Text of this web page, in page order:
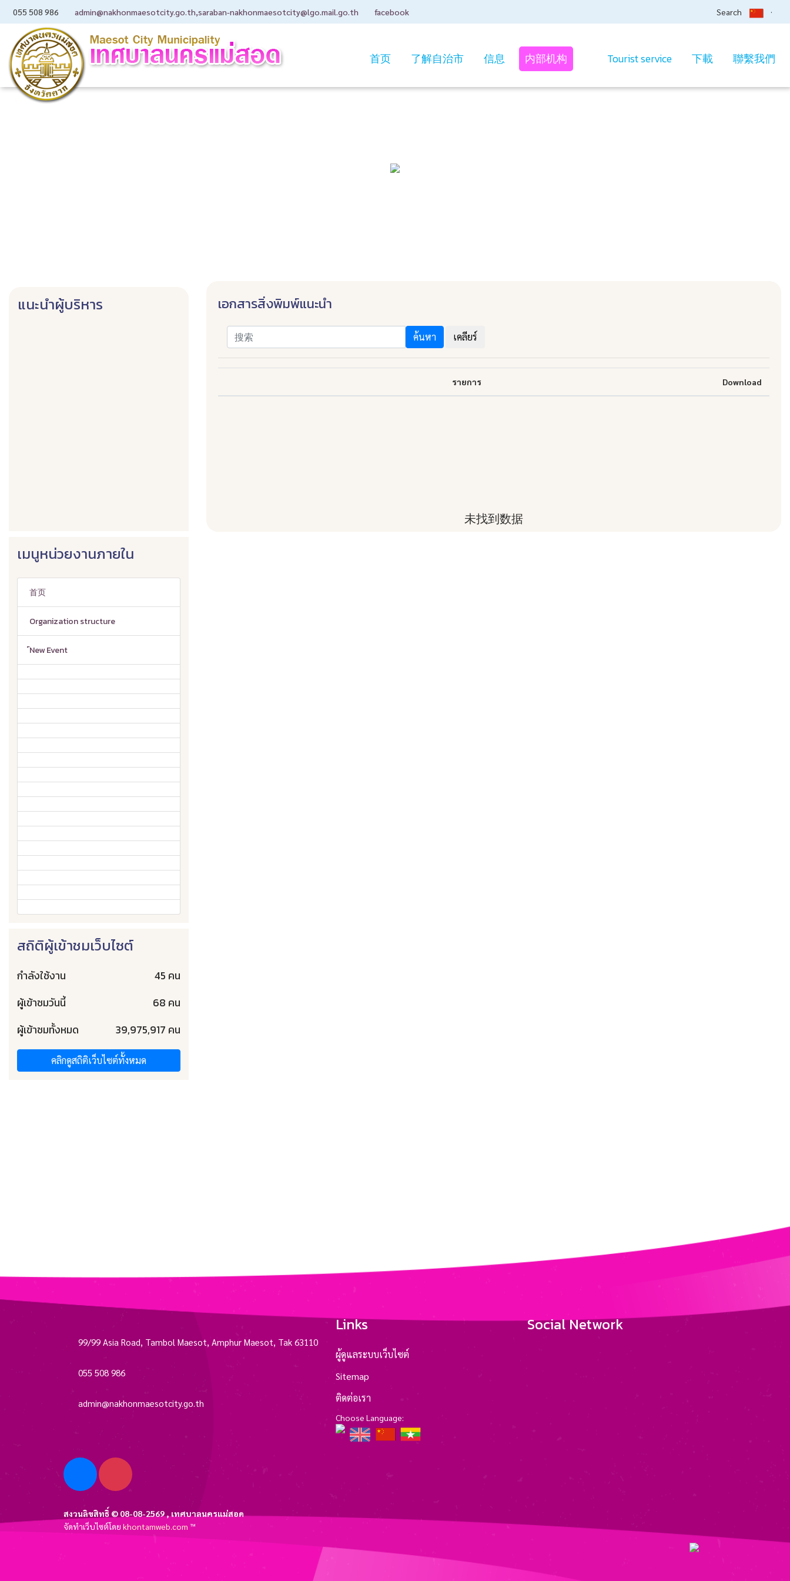
055 508 986 admin@nakhonmaesotcity.go.th,saraban-nakhonmaesotcity@lgo.mail.go.th facebook Search
首页 了解自治市 信息 内部机构 Tourist service 下載 聯繫我們
เอกสารสิ่งพิมพ์แนะนำ
ค้นหา เคลียร์
รายการ Download
未找到数据
แนะนำผู้บริหาร
เมนูหน่วยงานภายใน
首页
Organization structure
์New Event
สถิติผู้เข้าชมเว็บไซต์
กำลังใช้งาน
45 คน
ผู้เข้าชมวันนี้
68 คน
ผู้เข้าชมทั้งหมด
39,975,917 คน
คลิกดูสถิติเว็บไซต์ทั้งหมด
99/99 Asia Road, Tambol Maesot, Amphur Maesot, Tak 63110
055 508 986
admin@nakhonmaesotcity.go.th
สงวนลิขสิทธิ์ © 08-08-2569 , เทศบาลนครแม่สอด
จัดทำเว็บไซต์โดย khontamweb.com ™
Links
ผู้ดูแลระบบเว็บไซต์
Sitemap
ติดต่อเรา
Choose Language:
Social Network